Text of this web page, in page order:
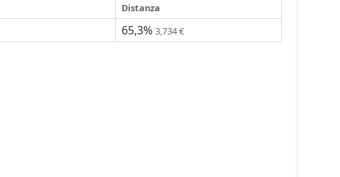
Distanza
65,3% 3,734 €